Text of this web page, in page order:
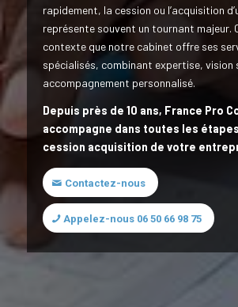
rapidement, la cession ou l’acquisition
représente souvent un tournant majeur.
contexte que notre cabinet offre ses
spécialisés, combinant expertise,
accompagnement personnalisé.
Depuis près de 10 ans, France Pro
accompagne dans toutes les
cession acquisition de votre
Contactez-nous
Appelez-nous 06 50 66 98 75